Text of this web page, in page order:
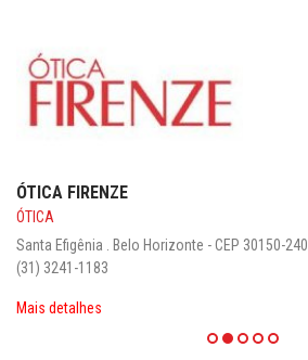
ÓTICA FIRENZE
ÓTICA
Santa Efigênia . Belo Horizonte - CEP 30150-240
(31) 3241-1183
Mais detalhes